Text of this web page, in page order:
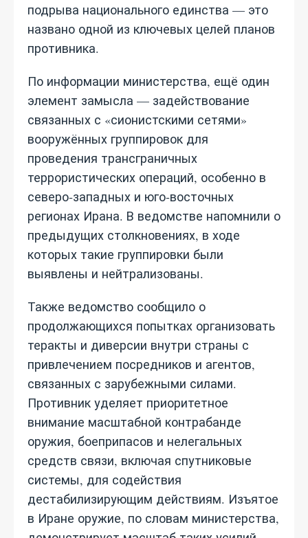
подрыва национального единства — это
названо одной из ключевых целей планов
противника.
По информации министерства, ещё один
элемент замысла — задействование
связанных с «сионистскими сетями»
вооружённых группировок для
проведения трансграничных
террористических операций, особенно в
северо‑западных и юго‑восточных
регионах Ирана. В ведомстве напомнили о
предыдущих столкновениях, в ходе
которых такие группировки были
выявлены и нейтрализованы.
Также ведомство сообщило о
продолжающихся попытках организовать
теракты и диверсии внутри страны с
привлечением посредников и агентов,
связанных с зарубежными силами.
Противник уделяет приоритетное
внимание масштабной контрабанде
оружия, боеприпасов и нелегальных
средств связи, включая спутниковые
системы, для содействия
дестабилизирующим действиям. Изъятое
в Иране оружие, по словам министерства,